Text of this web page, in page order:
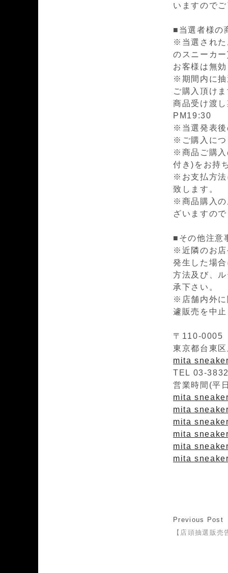
いますので
■当選者様の
※当選され
のスニーカ
お客様は無
※期間内に抽
ご購入頂け
商品受け渡
PM19:30
※当選発表後
※ご購入につ
※商品ご購入
付き)をお持
※お支払方法
致します。
※商品購入の
ざいますの
■その他注意
※近隣のお店
発生した場
方法及び、
承下さい。
※店舗内外に
遽販売を中
〒110-0005
東京都台東
mita
TEL 03-
営業時間(平
mita
mita
mita
mita
mita
mita
Previous Post
【店頭抽選販売